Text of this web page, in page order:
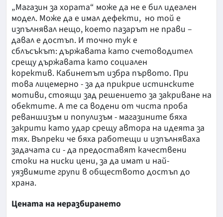
„Магазин за хората“ може да не е бил идеален
модел. Може да е имал дефекти, но той е
изпълнявал нещо, което пазарът не прави –
давал е достъп. И точно тук е
сблъсъкът: държавата като счетоводител
срещу държавата като социален
коректив. Кабинетът избра първото. При
това лицемерно - за да прикрие истинските
мотиви, стоящи зад решението за закриване на
обектите. А те са водени от чиста проба
реваншизъм и популизъм - магазините бяха
закрити като удар срещу автора на идеята за
тях. Въпреки че бяха работещи и изпълняваха
задачата си - да предоставят качествени
стоки на ниски цени, за да имат и най-
уязвимите групи в обществото достъп до
храна.
Цената на неразбирането